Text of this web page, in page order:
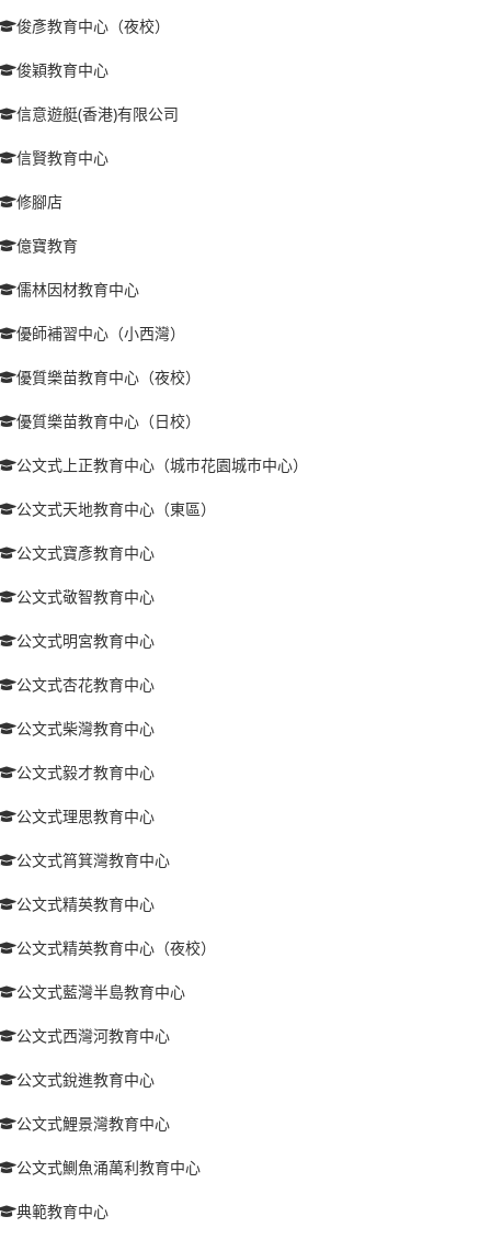
俊彥教育中心（夜校）
俊穎教育中心
信意遊艇(香港)有限公司
信賢教育中心
修腳店
億寶教育
儒林因材教育中心
優師補習中心（小西灣）
優質樂苗教育中心（夜校）
優質樂苗教育中心（日校）
公文式上正教育中心（城巿花園城巿中心）
公文式天地教育中心（東區）
公文式寶彥教育中心
公文式敬智教育中心
公文式明宮教育中心
公文式杏花教育中心
公文式柴灣教育中心
公文式毅才教育中心
公文式理思教育中心
公文式筲箕灣教育中心
公文式精英教育中心
公文式精英教育中心（夜校）
公文式藍灣半島教育中心
公文式西灣河教育中心
公文式銳進教育中心
公文式鯉景灣教育中心
公文式鰂魚涌萬利教育中心
典範教育中心